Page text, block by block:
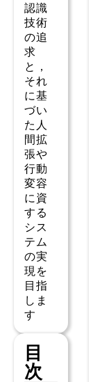
認識
技術
の追
求
と，
それ
に基
づい
た人
間拡
張や
行動
変容
に資
する
シス
テム
の実
現を
目指
しま
す
目
次